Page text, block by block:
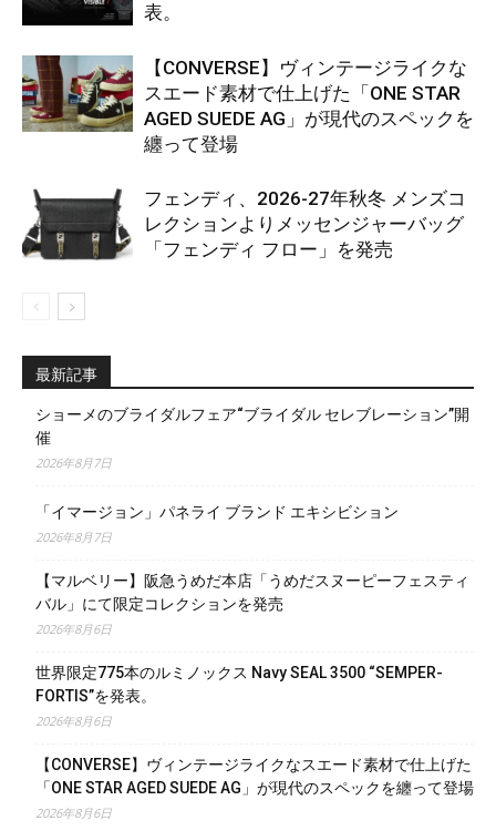
表。
【CONVERSE】ヴィンテージライクな
スエード素材で仕上げた「ONE STAR
AGED SUEDE AG」が現代のスペックを
纏って登場
フェンディ、2026-27年秋冬 メンズコ
レクションよりメッセンジャーバッグ
「フェンディ フロー」を発売
最新記事
ショーメのブライダルフェア“ブライダル セレブレーション”開
催
2026年8月7日
「イマージョン」パネライ ブランド エキシビション
2026年8月7日
【マルベリー】阪急うめだ本店「うめだスヌーピーフェスティ
バル」にて限定コレクションを発売
2026年8月6日
世界限定775本のルミノックス Navy SEAL 3500 “SEMPER-
FORTIS”を発表。
2026年8月6日
【CONVERSE】ヴィンテージライクなスエード素材で仕上げた
「ONE STAR AGED SUEDE AG」が現代のスペックを纏って登場
2026年8月6日